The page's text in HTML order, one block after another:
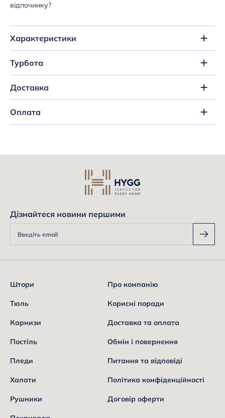
відпочинку?
Характеристики
Турбота
Доставка
Оплата
Дізнайтеся новини першими
Штори
Тюль
Карнизи
Постіль
Пледи
Халати
Рушники
Про компанію
Корисні поради
Доставка та оплата
Обмін і повернення
Питання та відповіді
Політика конфіденційності
Договір оферти